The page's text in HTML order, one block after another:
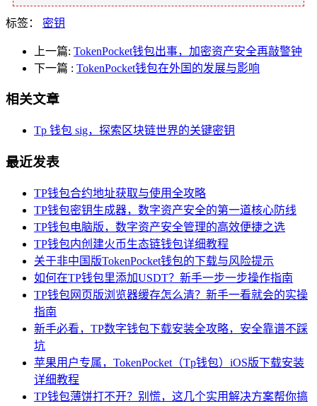
标签： 密钥
上一篇: TokenPocket钱包出事，加密资产安全再敲警钟
下一篇 : TokenPocket钱包在外国的发展与影响
相关文章
Tp 钱包 sig，探索区块链世界的关键密钥
最近发表
TP钱包合约地址获取与使用全攻略
TP钱包密钥生成器，数字资产安全的第一道核心防线
TP钱包电脑版，数字资产安全管理的高效便捷之选
TP钱包内创建火币生态链钱包详细教程
关于非中国版TokenPocket钱包的下载与风险提示
如何在TP钱包里添加USDT？新手一步一步操作指南
TP钱包网页版浏览器缓存怎么清？新手一看就会的实操
指南
新手必看，TP数字钱包下载安装全攻略，安全靠谱不踩
坑
苹果用户专属，TokenPocket（Tp钱包）iOS版下载安装
详细教程
TP钱包薄饼打不开？别慌，这几个实用解决方案帮你搞